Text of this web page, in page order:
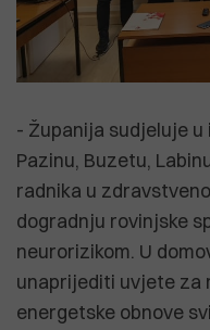
- Županija sudjeluje
Pazinu, Buzetu,
radnika u
dogradnju rovinjske
neurorizikom. U
unaprijediti uvjete za
energetske obnove